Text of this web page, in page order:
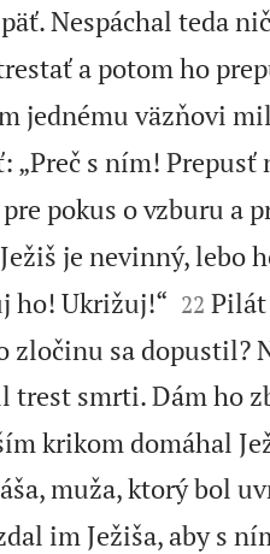
Nespáchal teda
a potom ho
jednému väzňovi
„Preč s ním! Prepusť
pokus o vzburu a
je nevinný, lebo
ho! Ukrižuj!“
22 Pilát
zločinu sa dopustil?
trest smrti. Dám ho
krikom domáhal
muža, ktorý bol
im Ježiša, aby s